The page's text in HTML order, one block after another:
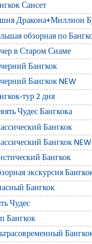
Сансет
Дракона+Миллион
обзорная по
в Старом Сиаме
Бангкок
Бангкок NEW
тур 2 дня
Чудес Бангкока
Бангкок
Бангкок NEW
Бангкок
экскурсия
Бангкок
Чудес
Бангкок